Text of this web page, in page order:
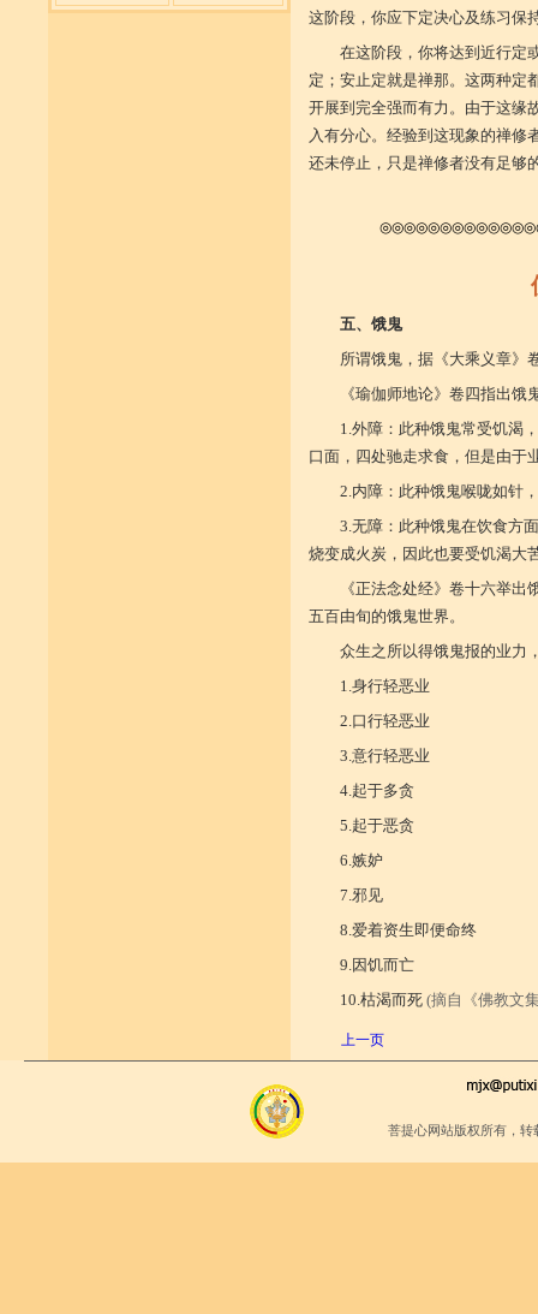
这阶段，你应下定决心及练习保
在这阶段，你将达到近行定
定；安止定就是禅那。这两种定
开展到完全强而有力。由于这缘
入有分心。经验到这现象的禅修
还未停止，只是禅修者没有足够
五、饿鬼
所谓饿鬼，据《大乘义章》
《瑜伽师地论》卷四指出饿
1.外障：此种饿鬼常受饥渴
口面，四处驰走求食，但是由于
2.内障：此种饿鬼喉咙如针
3.无障：此种饿鬼在饮食方
烧变成火炭，因此也要受饥渴大
《正法念处经》卷十六举
五百由旬的饿鬼世界。
众生之所以得饿鬼报的业力
1.身行轻恶业
2.口行轻恶业
3.意行轻恶业
4.起于多贪
5.起于恶贪
6.嫉妒
7.邪见
8.爱着资生即便命终
9.因饥而亡
10.枯渴而死 (摘自《佛教文
上一页
菩提心网站版权所有，